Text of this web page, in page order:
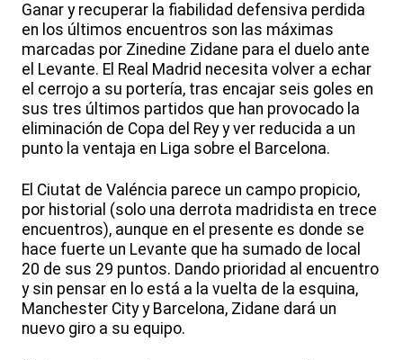
Ganar y recuperar la fiabilidad defensiva perdida
en los últimos encuentros son las máximas
marcadas por Zinedine Zidane para el duelo ante
el Levante. El Real Madrid necesita volver a echar
el cerrojo a su portería, tras encajar seis goles en
sus tres últimos partidos que han provocado la
eliminación de Copa del Rey y ver reducida a un
punto la ventaja en Liga sobre el Barcelona.
El Ciutat de Valéncia parece un campo propicio,
por historial (solo una derrota madridista en trece
encuentros), aunque en el presente es donde se
hace fuerte un Levante que ha sumado de local
20 de sus 29 puntos. Dando prioridad al encuentro
y sin pensar en lo está a la vuelta de la esquina,
Manchester City y Barcelona, Zidane dará un
nuevo giro a su equipo.